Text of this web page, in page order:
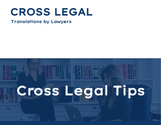
Translations by Lawyers
CROSS LEGAL
Cross Legal Tips